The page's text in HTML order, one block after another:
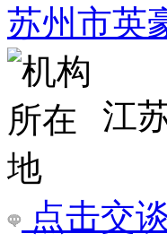
苏州影视
就业方向
段。在视
是较小的
￥电询 询